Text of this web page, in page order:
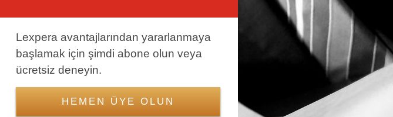
Giriş Formuna Atla
Lexpera avantajlarından yararlanmaya
başlamak için şimdi abone olun veya
ücretsiz deneyin.
HEMEN ÜYE OLUN